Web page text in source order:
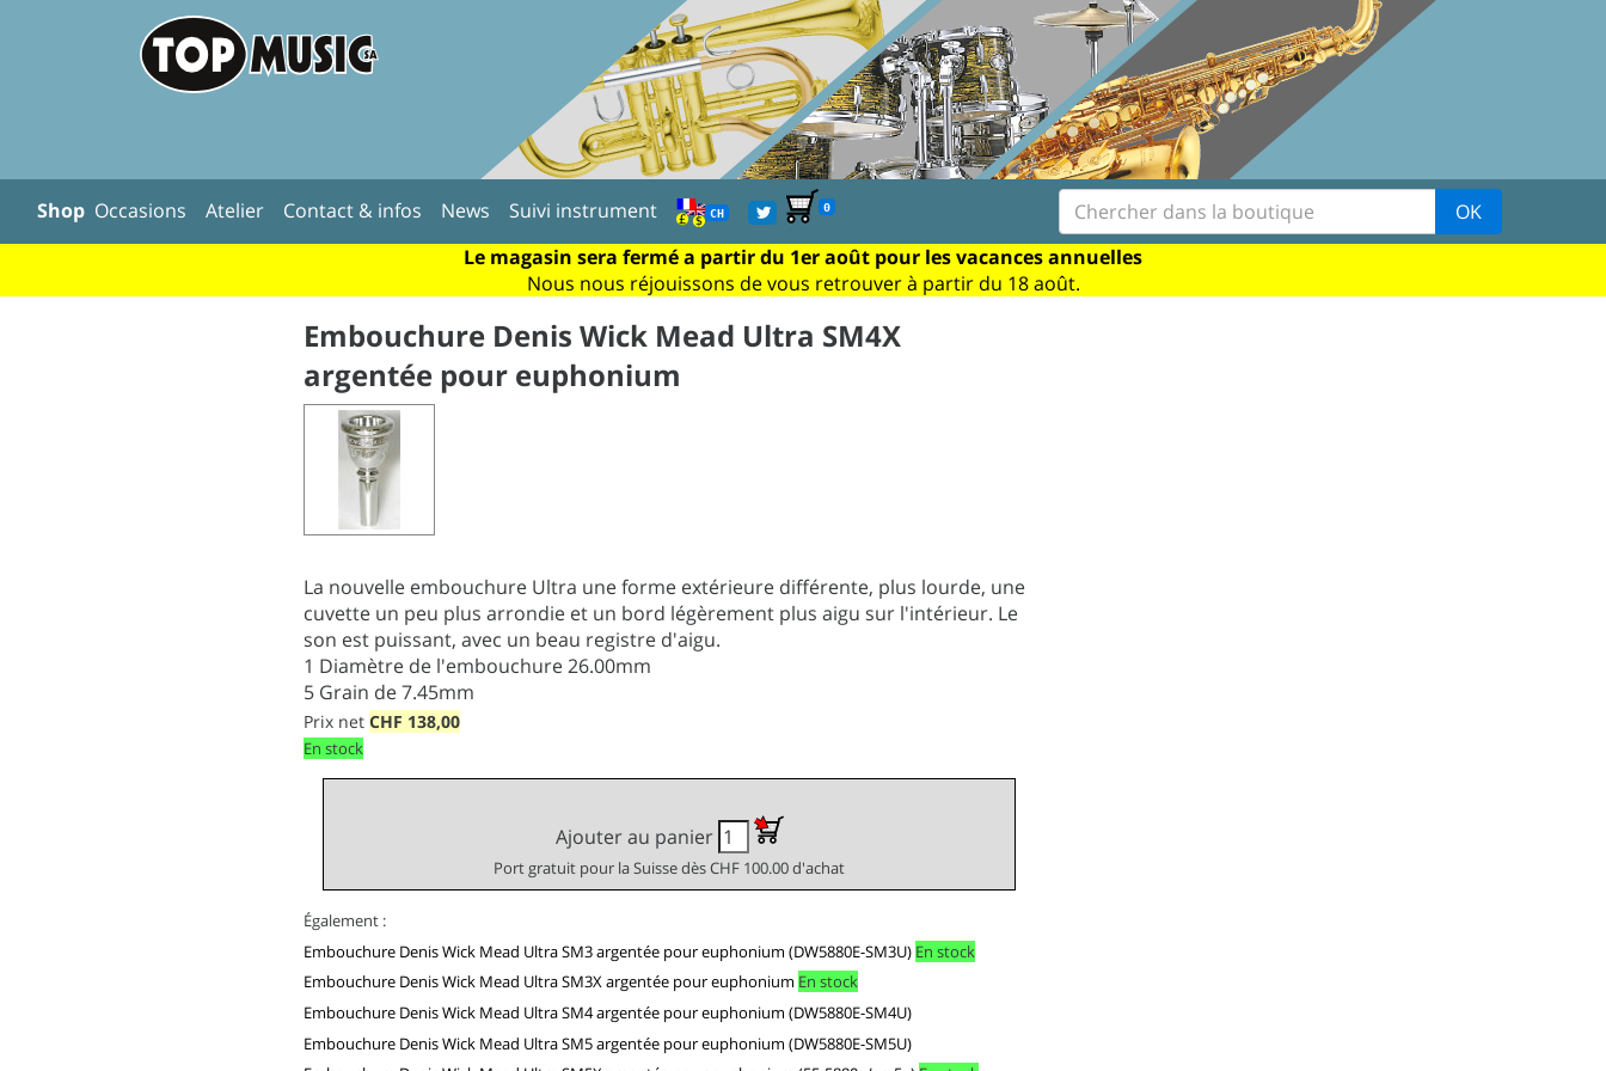
Shop Occasions Atelier Contact & infos News Suivi instrument CH 0
OK
Le magasin sera fermé a partir du 1er août pour les vacances annuelles
Nous nous réjouissons de vous retrouver à partir du 18 août.
Embouchure Denis Wick Mead Ultra SM4X
argentée pour euphonium
La nouvelle embouchure Ultra une forme extérieure différente, plus lourde, une
cuvette un peu plus arrondie et un bord légèrement plus aigu sur l'intérieur. Le
son est puissant, avec un beau registre d'aigu.
1 Diamètre de l'embouchure 26.00mm
5 Grain de 7.45mm
Prix net CHF 138,00
En stock
Ajouter au panier
Port gratuit pour la Suisse dès CHF 100.00 d'achat
Également :
Embouchure Denis Wick Mead Ultra SM3 argentée pour euphonium (DW5880E-SM3U) En stock
Embouchure Denis Wick Mead Ultra SM3X argentée pour euphonium En stock
Embouchure Denis Wick Mead Ultra SM4 argentée pour euphonium (DW5880E-SM4U)
Embouchure Denis Wick Mead Ultra SM5 argentée pour euphonium (DW5880E-SM5U)